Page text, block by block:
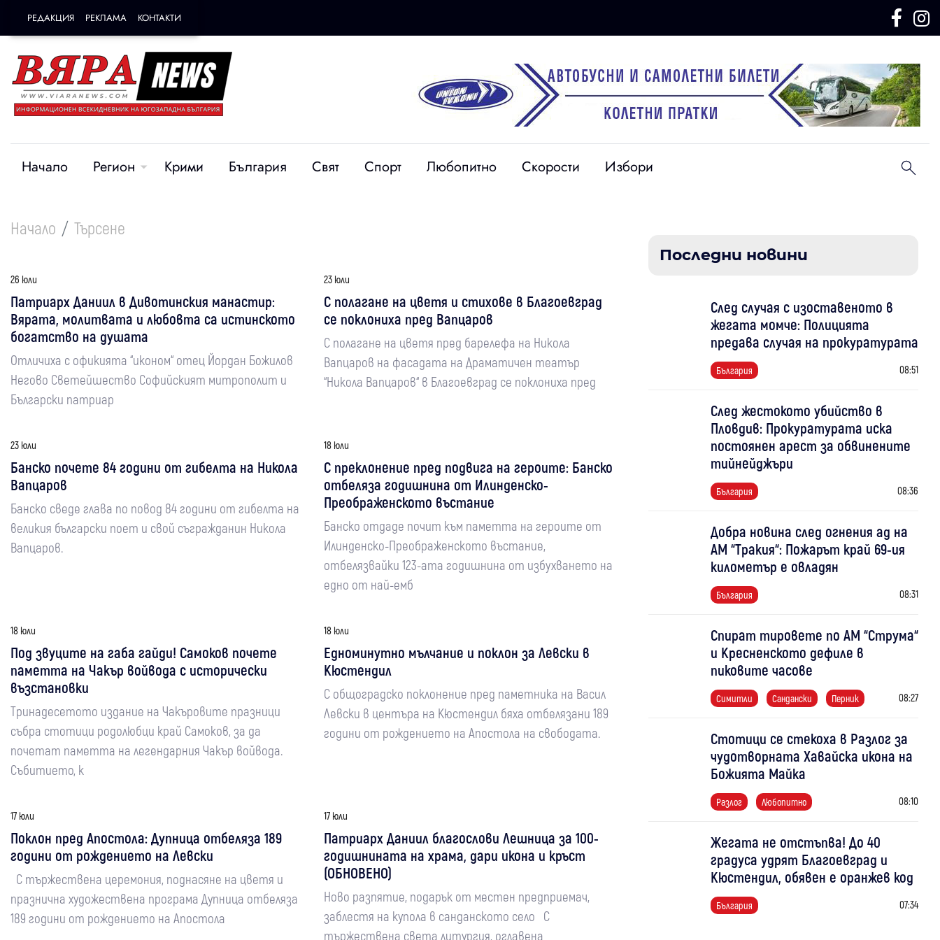
РЕДАКЦИЯ РЕКЛАМА КОНТАКТИ
Начало Регион Крими България Свят Спорт Любопитно Скорости Избори
Начало Търсене
26 юли
Патриарх Даниил в Дивотинския манастир:
Вярата, молитвата и любовта са истинското
богатство на душата
Отличиха с офикията “иконом“ отец Йордан Божилов
Негово Светейшество Софийският митрополит и
Български патриар
23 юли
С полагане на цветя и стихове в Благоевград
се поклониха пред Вапцаров
С полагане на цветя пред барелефа на Никола
Вапцаров на фасадата на Драматичен театър
“Никола Вапцаров“ в Благоевград се поклониха пред
23 юли
Банско почете 84 години от гибелта на Никола
Вапцаров
Банско сведе глава по повод 84 години от гибелта на
великия български поет и свой съгражданин Никола
Вапцаров.
18 юли
С преклонение пред подвига на героите: Банско
отбеляза годишнина от Илинденско-
Преображенското въстание
Банско отдаде почит към паметта на героите от
Илинденско-Преображенското въстание,
отбелязвайки 123-ата годишнина от избухването на
едно от най-емб
18 юли
Под звуците на габа гайди! Самоков почете
паметта на Чакър войвода с исторически
възстановки
Тринадесетото издание на Чакъровите празници
събра стотици родолюбци край Самоков, за да
почетат паметта на легендарния Чакър войвода.
Събитието, к
18 юли
Едноминутно мълчание и поклон за Левски в
Кюстендил
С общоградско поклонение пред паметника на Васил
Левски в центъра на Кюстендил бяха отбелязани 189
години от рождението на Апостола на свободата.
17 юли
Поклон пред Апостола: Дупница отбеляза 189
години от рождението на Левски
С тържествена церемония, поднасяне на цветя и
празнична художествена програма Дупница отбеляза
189 години от рождението на Апостола
17 юли
Патриарх Даниил благослови Лешница за 100-
годишнината на храма, дари икона и кръст
(ОБНОВЕНО)
Ново разпятие, подарък от местен предприемач,
заблестя на купола в санданското село С
тържествена света литургия, оглавена
Последни новини
След случая с изоставеното в
жегата момче: Полицията
предава случая на прокуратурата
България 08:51
След жестокото убийство в
Пловдив: Прокуратурата иска
постоянен арест за обвинените
тийнейджъри
България 08:36
Добра новина след огнения ад на
АМ “Тракия“: Пожарът край 69-ия
километър е овладян
България 08:31
Спират тировете по АМ “Струма“
и Кресненското дефиле в
пиковите часове
Симитли Сандански Перник 08:27
Стотици се стекоха в Разлог за
чудотворната Хавайска икона на
Божията Майка
Разлог Любопитно 08:10
Жегата не отстъпва! До 40
градуса удрят Благоевград и
Кюстендил, обявен е оранжев код
България 07:34